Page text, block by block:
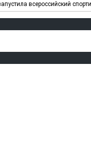
всероссийский
(Отр.
ЧЕЧНЯ. А.